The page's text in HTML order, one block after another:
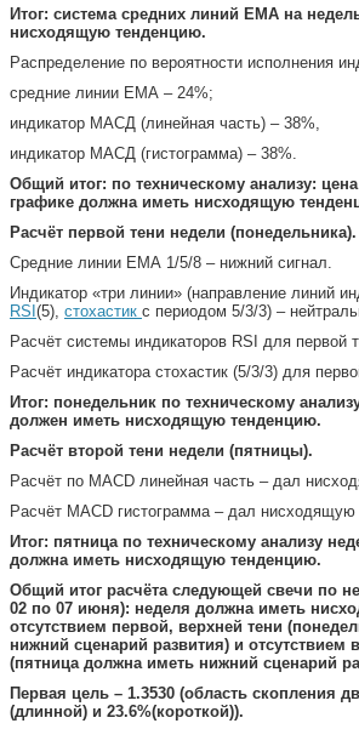
Итог: система средних линий ЕМА на
нисходящую тенденцию.
Распределение по вероятности исполнения
средние линии ЕМА – 24%;
индикатор МАСД (линейная часть) – 38%,
индикатор МАСД (гистограмма) – 38%.
Общий итог: по техническому анализу:
графике должна иметь нисходящую
Расчёт первой тени недели (понедельника).
Средние линии ЕМА 1/5/8 – нижний сигнал.
Индикатор «три линии» (направление линий
RSI (5), стохастик с периодом 5/3/3) –
Расчёт системы индикаторов RSI для первой
Расчёт индикатора стохастик (5/3/3) для
Итог: понедельник по техническому
должен иметь нисходящую тенденцию.
Расчёт второй тени недели (пятницы).
Расчёт по МАСD линейная часть – дал
Расчёт МАСD гистограмма – дал нисходящую
Итог: пятница по техническому анализу
должна иметь нисходящую тенденцию.
Общий итог расчёта следующей свечи по
02 по 07 июня): неделя должна иметь
отсутствием первой, верхней тени
нижний сценарий развития) и отсутствием
(пятница должна иметь нижний сценарий
Первая цель – 1.3530 (область скопления
(длинной) и 23.6%(короткой)).